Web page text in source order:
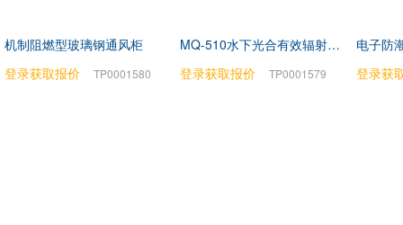
机制阻燃型玻璃钢通风柜
登录获取报价
TP0001580
MQ-510水下光合有效辐射测量仪
登录获取报价
TP0001579
电子防
登录获